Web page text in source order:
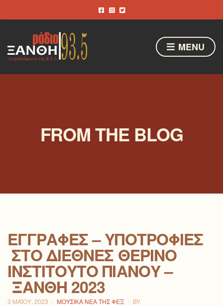
MENU
FROM THE BLOG
ΕΓΓΡΑΦΈΣ – ΥΠΟΤΡΟΦΊΕΣ
ΣΤΟ ΔΙΕΘΝΈΣ ΘΕΡΙΝΌ
ΙΝΣΤΙΤΟΎΤΟ ΠΙΆΝΟΥ –
ΞΆΝΘΗ 2023
3 ΜΑΪ́ΟΥ, 2023 ΜΟΥΣΙΚΆ ΝΈΑ ΤΗΣ ΦΕΞ BY